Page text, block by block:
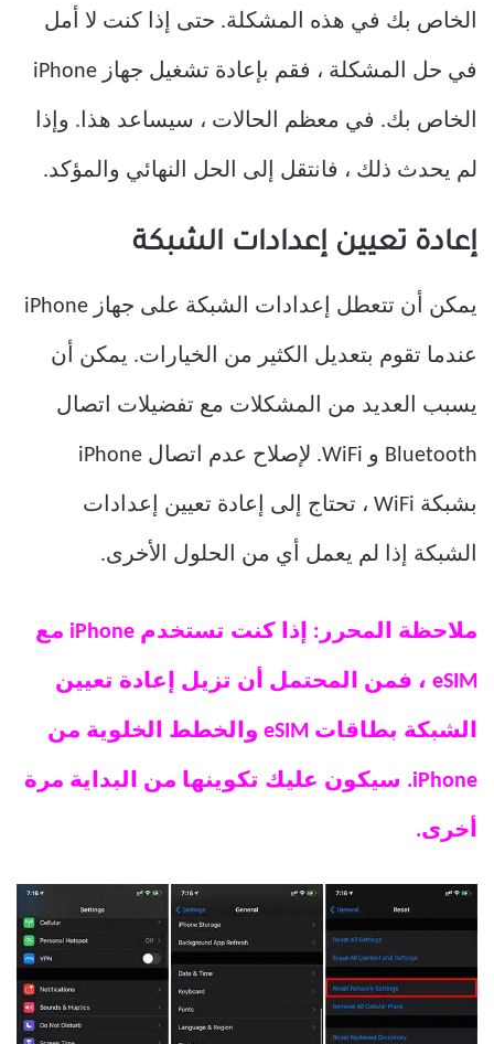
الخاص بك في هذه المشكلة. حتى إذا كنت لا أمل
في حل المشكلة ، فقم بإعادة تشغيل جهاز iPhone
الخاص بك. في معظم الحالات ، سيساعد هذا. وإذا
لم يحدث ذلك ، فانتقل إلى الحل النهائي والمؤكد.
إعادة تعيين إعدادات الشبكة
يمكن أن تتعطل إعدادات الشبكة على جهاز iPhone
عندما تقوم بتعديل الكثير من الخيارات. يمكن أن
يسبب العديد من المشكلات مع تفضيلات اتصال
Bluetooth و WiFi. لإصلاح عدم اتصال iPhone
بشبكة WiFi ، تحتاج إلى إعادة تعيين إعدادات
الشبكة إذا لم يعمل أي من الحلول الأخرى.
ملاحظة المحرر: إذا كنت تستخدم iPhone مع
eSIM ، فمن المحتمل أن تزيل إعادة تعيين
الشبكة بطاقات eSIM والخطط الخلوية من
iPhone. سيكون عليك تكوينها من البداية مرة
أخرى.